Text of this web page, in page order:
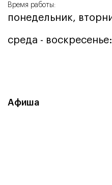
Время работы:
понедельник,
среда -
Афиша